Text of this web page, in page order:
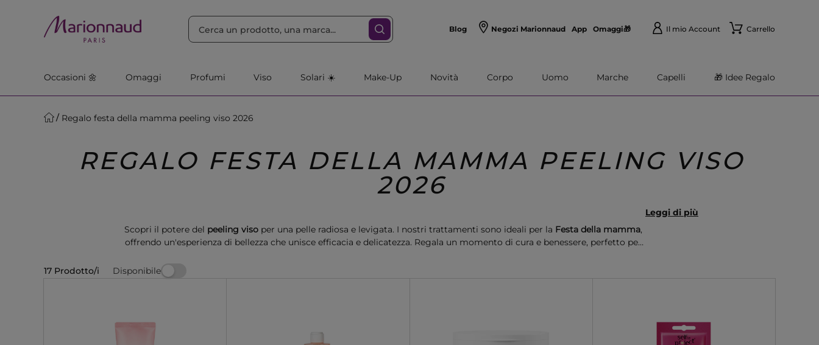
Blog Negozi Marionnaud App Omaggi🎁 Il mio Account Carrello
Occasioni 🌼 Omaggi Profumi Viso Solari ☀️ Make-Up Novità Corpo Uomo Marche Capelli 🎁 Idee Regalo
Regalo festa della mamma peeling viso 2026
REGALO FESTA DELLA MAMMA PEELING VISO
2026
Scopri il potere del peeling visoper una pelle radiosa e levigata. I nostri trattamenti sono ideali per la Festa della mamma,
offrendo un'esperienza di bellezza che unisce efficacia e delicatezza. Regala un momento di cura e benessere, perfetto per
Leggi di più
17 Prodotto/i Disponibile